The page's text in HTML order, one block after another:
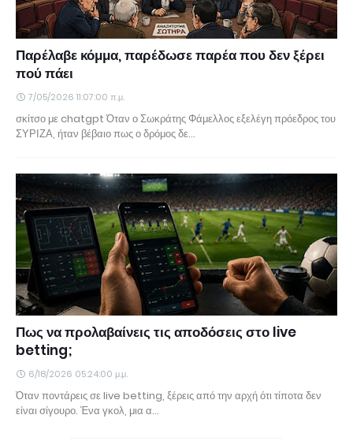
Παρέλαβε κόμμα, παρέδωσε παρέα που δεν ξέρει
πού πάει
7/05/2026 11:07:00 π.μ.
σκίτσο με chatgpt Όταν ο Σωκράτης Φάμελλος εξελέγη πρόεδρος του
ΣΥΡΙΖΑ, ήταν βέβαιο πως ο δρόμος δε…
Πως να προλαβαίνεις τις αποδόσεις στο live
betting;
6/18/2026 05:24:00 μ.μ.
Όταν ποντάρεις σε live betting, ξέρεις από την αρχή ότι τίποτα δεν
είναι σίγουρο. Ένα γκολ, μια α…